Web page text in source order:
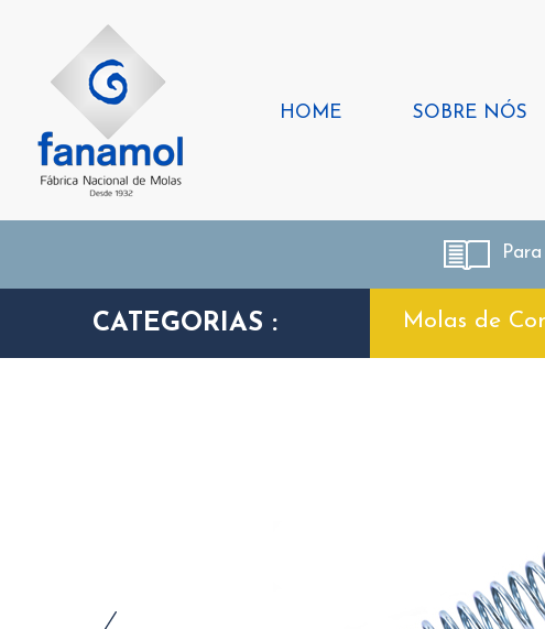
HOME SOBRE NÓS
CATEGORIAS : Molas de